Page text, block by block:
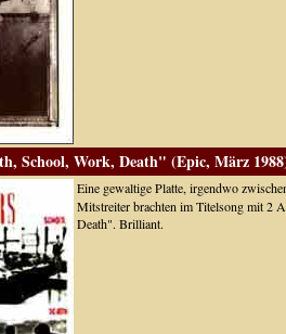
School, Work, Death" (Epic, März
Eine gewaltige Platte, irgendwo
Mitstreiter brachten im Titelsong mit 2
Death". Brilliant.